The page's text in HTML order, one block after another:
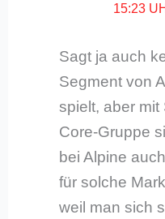
15:23
Sagt ja auch
Segment von
spielt, aber mit
Core-Gruppe
bei Alpine
für solche
weil man sich